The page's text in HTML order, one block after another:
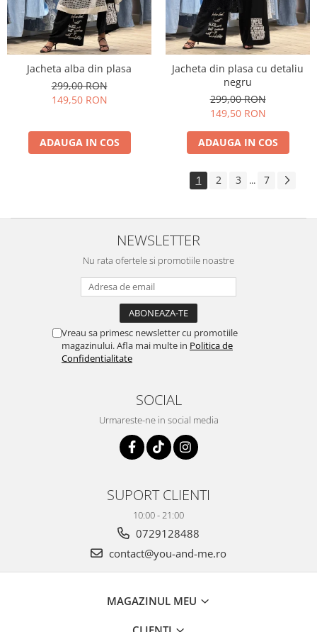
Jacheta alba din plasa
299,00 RON
149,50 RON
ADAUGA IN COS
Jacheta din plasa cu detaliu
negru
299,00 RON
149,50 RON
ADAUGA IN COS
1 2 3 ... 7
NEWSLETTER
Nu rata ofertele si promotiile noastre
Vreau sa primesc newsletter cu promotiile
magazinului. Afla mai multe in Politica de
Confidentialitate
SOCIAL
Urmareste-ne in social media
SUPORT CLIENTI
10:00 - 21:00
0729128488
contact@you-and-me.ro
MAGAZINUL MEU